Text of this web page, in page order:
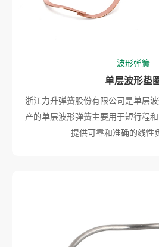
波形弹簧
单层波形垫
浙江力升弹簧股份有限公司是单层
产的单层波形弹簧主要用于短行程
提供可靠和准确的线性